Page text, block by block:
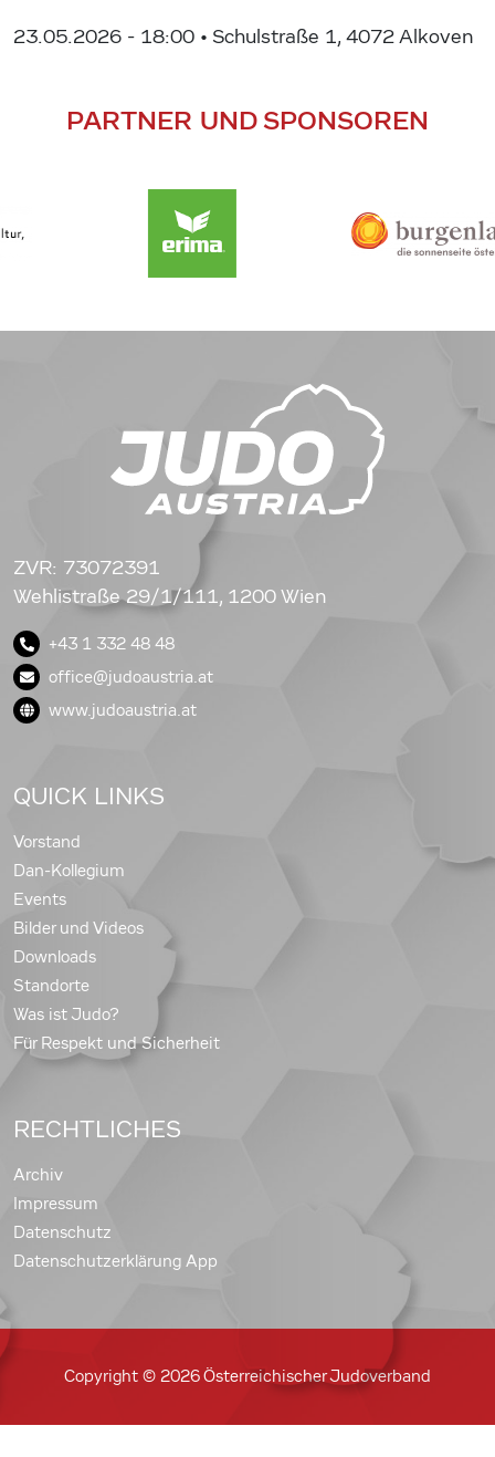
23.05.2026 - 18:00 • Schulstraße 1, 4072 Alkoven
PARTNER UND SPONSOREN
ZVR: 73072391
Wehlistraße 29/1/111, 1200 Wien
+43 1 332 48 48
office@judoaustria.at
www.judoaustria.at
QUICK LINKS
Vorstand
Dan-Kollegium
Events
Bilder und Videos
Downloads
Standorte
Was ist Judo?
Für Respekt und Sicherheit
RECHTLICHES
Archiv
Impressum
Datenschutz
Datenschutzerklärung App
Copyright © 2026 Österreichischer Judoverband